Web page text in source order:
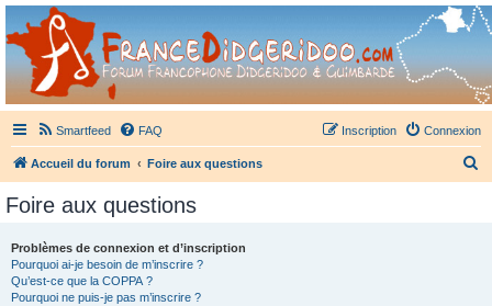
France Didgeridoo
Didgeridoo et Guimbarde sur France Didgeridoo - retrouvez la communauté.
Smartfeed FAQ Connexion
Inscription
Accueil du forum Foire aux questions
Foire aux questions
Problèmes de connexion et d’inscription
Pourquoi ai-je besoin de m’inscrire ?
Qu’est-ce que la COPPA ?
Pourquoi ne puis-je pas m’inscrire ?